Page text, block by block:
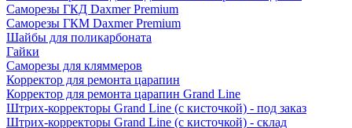
Саморезы ГКД Daxmer Premium
Саморезы ГКМ Daxmer Premium
Шайбы для поликарбоната
Гайки
Саморезы для кляммеров
Корректор для ремонта царапин
Корректор для ремонта царапин Grand Line
Штрих-корректоры Grand Line (с кисточкой) - под заказ
Штрих-корректоры Grand Line (с кисточкой) - склад